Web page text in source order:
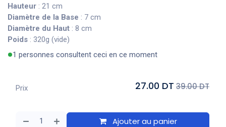
Hauteur : 21 cm
Diamètre de la Base : 7 cm
Diamètre du Haut : 8 cm
Poids : 320g (vide)
1 personnes consultent ceci en ce moment
Ajouter au panier
Prix 27.00 DT 39.00 DT